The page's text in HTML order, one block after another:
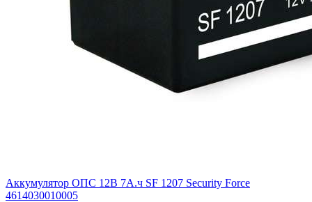
Аккумулятор ОПС 12В 7А.ч SF 1207 Security Force
4614030010005